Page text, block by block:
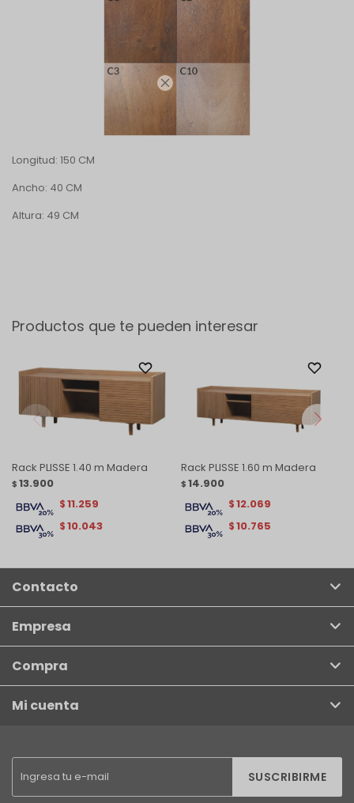

Longitud: 150 CM
Ancho: 40 CM
Altura: 49 CM
Productos que te pueden interesar
Rack PLISSE 1.40 m Madera
$ 13.900
$10.043
$11.259
Rack PLISSE 1.60 m Madera
$ 14.900
$10.765
$12.069
SUSCRIBIRME
Contacto
Empresa
Compra
Mi cuenta